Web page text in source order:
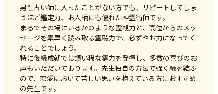
男性占い師に入ったことがない方でも、リピートしてしま
うほど鑑定力、お人柄にも優れた神霊術師です。
まるでその場にいるかのような霊視力と、高位からのメッ
セージを素早く読み取る霊聴力で、必ずやお力になってく
れることでしょう。
特に復縁成就では類い稀な霊力を発揮し、多数の喜びのお
声もいただいております。先生独自の方法で強く縁を結ぶ
ので、恋愛において苦しい思いを抱えている方におすすめ
の先生です。